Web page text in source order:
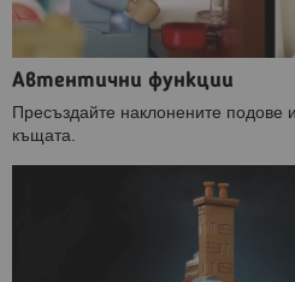
Автентични функции
Пресъздайте наклонените подове
къщата.